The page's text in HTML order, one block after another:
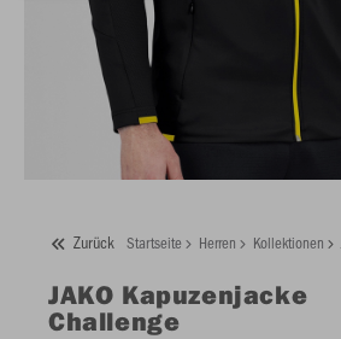
Zurück Startseite Herren Kollektionen
JAKO Kapuzenjacke
Challenge